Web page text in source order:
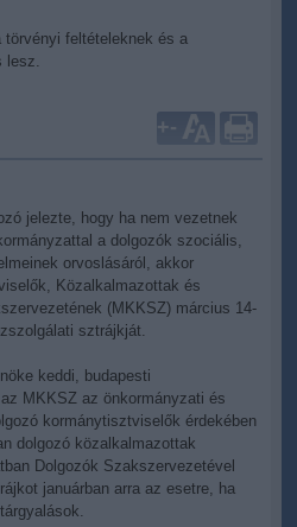
feltételeknek és a
+-
jelezte, hogy ha nem vezetnek
a dolgozók szociális,
orvoslásáról, akkor
Közalkalmazottak és
(MKKSZ) március 14-
sztrájkját.
keddi, budapesti
MKKSZ az önkormányzati és
kormánytisztviselők érdekében
dolgozó közalkalmazottak
Dolgozók Szakszervezetével
januárban arra az esetre, ha